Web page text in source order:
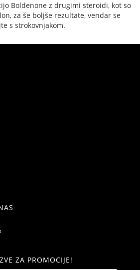
Boldenone z drugimi steroidi, kot so
za še boljše rezultate, vendar se
s strokovnjakom.
ZA PROMOCIJE!